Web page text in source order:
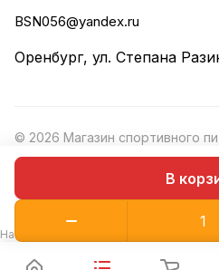
В
BSN056@yandex.ru
Оренбург, ул. Степана
© 2026 Магазин спортивного
технологии
На сайте используются